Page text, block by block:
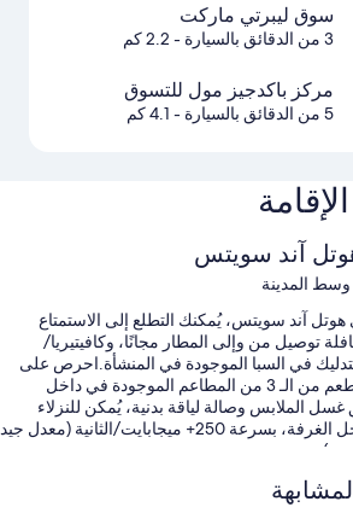
سوق ليبرتي ماركت
3 من الدقائق بالسيارة - 2.2 كم
مركز باكدجيز مول للتسوق
5 من الدقائق بالسيارة - 4.1 كم
آند سويتس
المدينة
آند سويتس، يُمكنك التطلع إلى الاستمتاع
توصيل من وإلى المطار مجانًا، وكافيتيريا/
في السبا الموجودة في المنشأة.احرص على
الاستمتاع بتناول وجبة في مطعم من الـ 3 من المطاعم الموجودة في داخل
الملابس وصالة لياقة بدنية، يُمكن للنزلاء
الاتصال بواي فاي مجاني داخل الغرفة، بسرعة 250+ ميجابايت/الثانية (معدل جيد